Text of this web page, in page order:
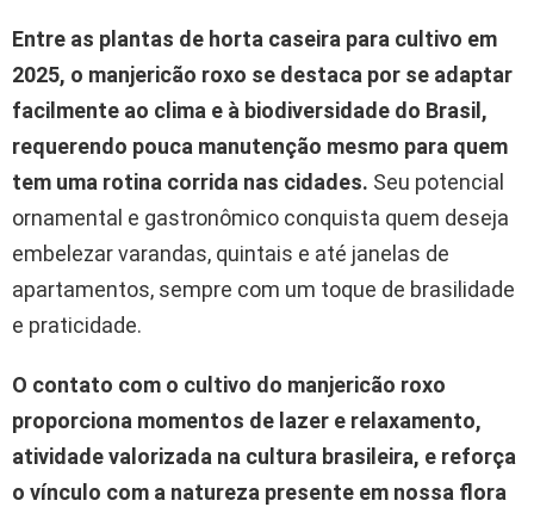
Entre as plantas de horta caseira para cultivo em
2025, o manjericão roxo se destaca por se adaptar
facilmente ao clima e à biodiversidade do Brasil,
requerendo pouca manutenção mesmo para quem
tem uma rotina corrida nas cidades. Seu potencial
ornamental e gastronômico conquista quem deseja
embelezar varandas, quintais e até janelas de
apartamentos, sempre com um toque de brasilidade
e praticidade.
O contato com o cultivo do manjericão roxo
proporciona momentos de lazer e relaxamento,
atividade valorizada na cultura brasileira, e reforça
o vínculo com a natureza presente em nossa flora